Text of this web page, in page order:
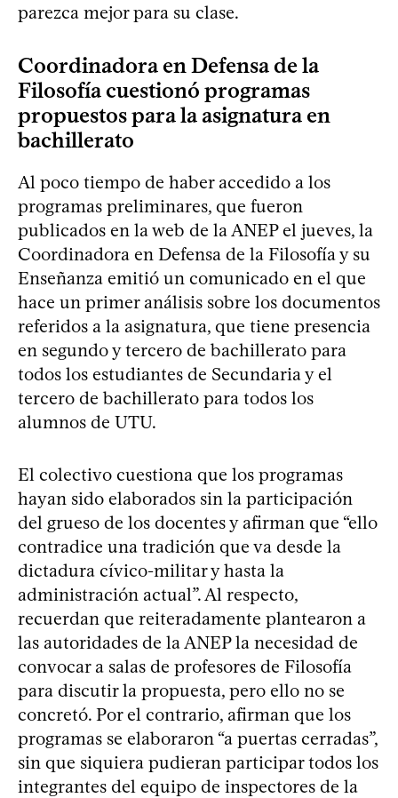
parezca mejor para su clase.
Coordinadora en Defensa de la
Filosofía cuestionó programas
propuestos para la asignatura en
bachillerato
Al poco tiempo de haber accedido a los
programas preliminares, que fueron
publicados en la web de la ANEP el jueves, la
Coordinadora en Defensa de la Filosofía y su
Enseñanza emitió un comunicado en el que
hace un primer análisis sobre los documentos
referidos a la asignatura, que tiene presencia
en segundo y tercero de bachillerato para
todos los estudiantes de Secundaria y el
tercero de bachillerato para todos los
alumnos de UTU.
El colectivo cuestiona que los programas
hayan sido elaborados sin la participación
del grueso de los docentes y afirman que “ello
contradice una tradición que va desde la
dictadura cívico-militar y hasta la
administración actual”. Al respecto,
recuerdan que reiteradamente plantearon a
las autoridades de la ANEP la necesidad de
convocar a salas de profesores de Filosofía
para discutir la propuesta, pero ello no se
concretó. Por el contrario, afirman que los
programas se elaboraron “a puertas cerradas”,
sin que siquiera pudieran participar todos los
integrantes del equipo de inspectores de la